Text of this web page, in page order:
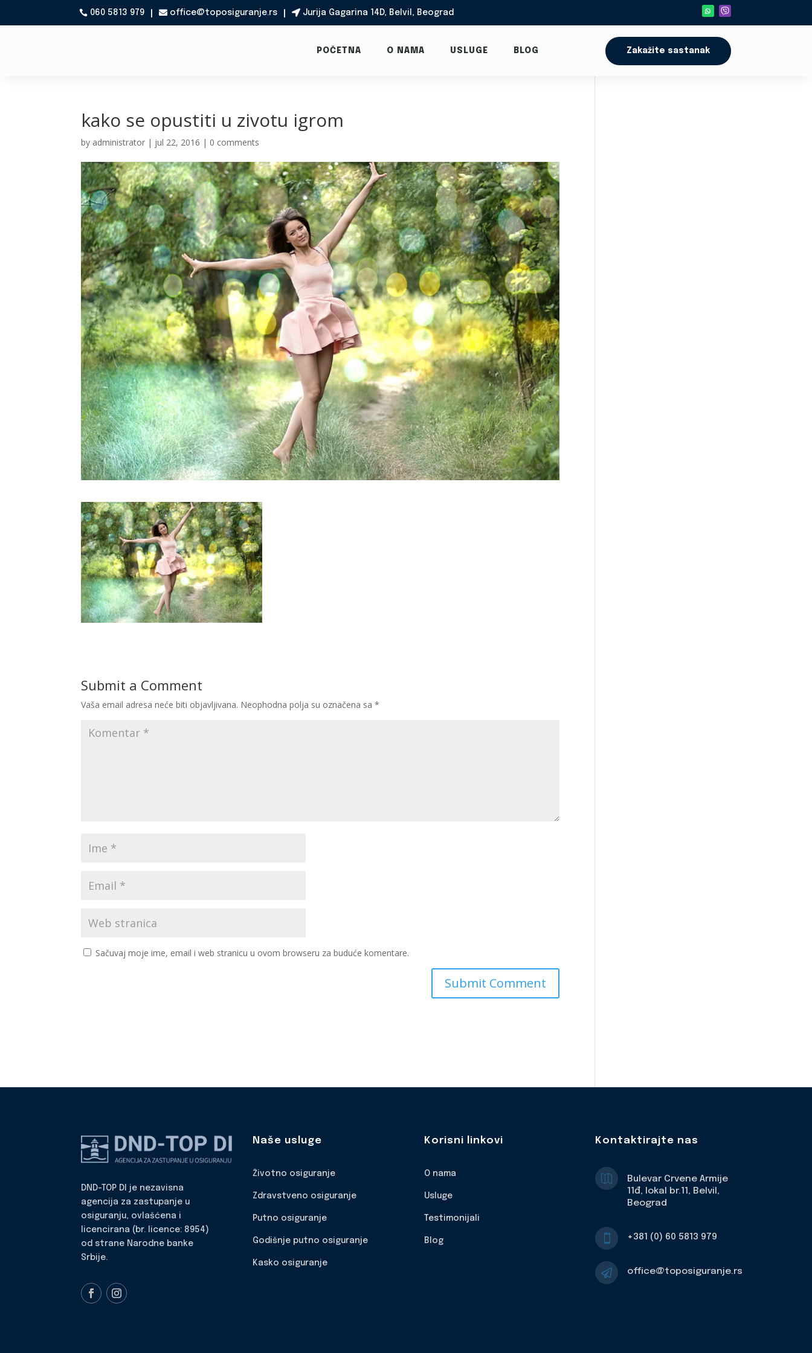
060 5813 979  office@toposiguranje.rs Jurija Gagarina 14D, Belvil, Beograd
POČETNA O NAMA USLUGE BLOG Zakažite sastanak
kako se opustiti u zivotu igrom
by administrator | jul 22, 2016 | 0 comments
Submit a Comment
Vaša email adresa neće biti objavljivana. Neophodna polja su označena sa*
Sačuvaj moje ime, email i web stranicu u ovom browseru za buduće komentare.
DND-TOP DI je nezavisna
agencija za zastupanje u
osiguranju, ovlašćena i
licencirana (br. licence: 8954)
od strane Narodne banke
Srbije.
Naše usluge
Životno osiguranje
Zdravstveno osiguranje
Putno osiguranje
Godišnje putno osiguranje
Kasko osiguranje
Korisni linkovi
O nama
Usluge
Testimonijali
Blog
Kontaktirajte nas

Bulevar Crvene Armije
11đ, lokal br.11, Belvil,
Beograd
 +381 (0) 60 5813 979
 office@toposiguranje.rs